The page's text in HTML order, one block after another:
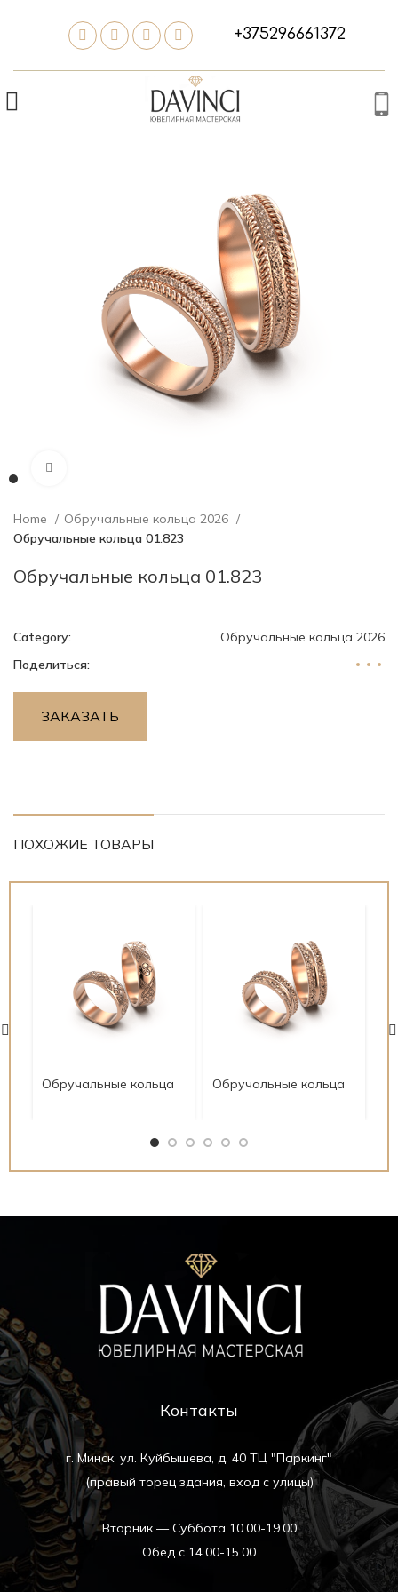
+375296661372
Home
Обручальные кольца 2026
Обручальные кольца 01.823
Обручальные кольца 01.823
Category:
Обручальные кольца 2026
Поделиться:
ЗАКАЗАТЬ
ПОХОЖИЕ ТОВАРЫ
Обручальные кольца
Обручальные кольца
Контакты
г. Минск, ул. Куйбышева, д. 40 ТЦ "Паркинг"
(правый торец здания, вход с улицы)
Вторник — Суббота 10.00-19.00
Обед с 14.00-15.00